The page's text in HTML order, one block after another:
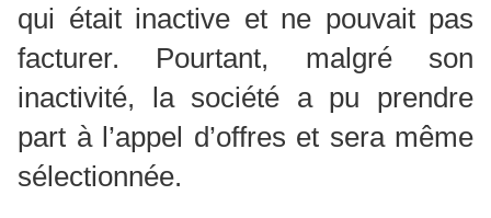
qui était inactive et ne pouvait pas
facturer. Pourtant, malgré son
inactivité, la société a pu prendre
part à l’appel d’offres et sera même
sélectionnée.